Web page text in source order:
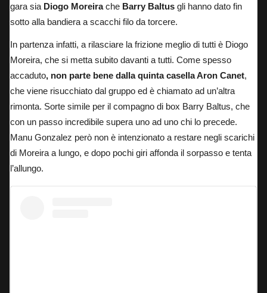
gara sia Diogo Moreirache Barry Baltus gli hanno dato fin
sotto alla bandiera a scacchi filo da torcere.
In partenza infatti, a rilasciare la frizione meglio di tutti è Diogo
Moreira, che si metta subito davanti a tutti. Come spesso
accaduto, non parte bene dalla quinta casella Aron Canet,
che viene risucchiato dal gruppo ed è chiamato ad un’altra
rimonta. Sorte simile per il compagno di box Barry Baltus, che
con un passo incredibile supera uno ad uno chi lo precede.
Manu Gonzalez però non è intenzionato a restare negli scarichi
di Moreira a lungo, e dopo pochi giri affonda il sorpasso e tenta
l’allungo.